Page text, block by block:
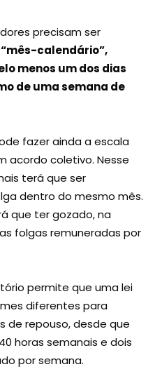
precisam ser
“mês-calendário”,
menos um dos dias
de uma semana de
fazer ainda a escala
acordo coletivo. Nesse
terá que ser
dentro do mesmo mês.
que ter gozado, na
folgas remuneradas por
permite que uma lei
diferentes para
de repouso, desde que
horas semanais e dois
por semana.